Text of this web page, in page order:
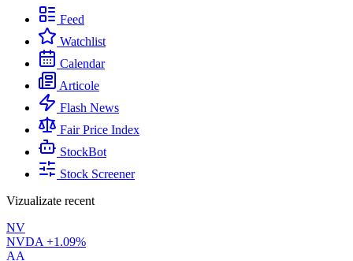
Feed
Watchlist
Calendar
Articole
Flash News
Fair Price Index
StockBot
Stock Screener
Vizualizate recent
NV
NVDA +1.09%
AA